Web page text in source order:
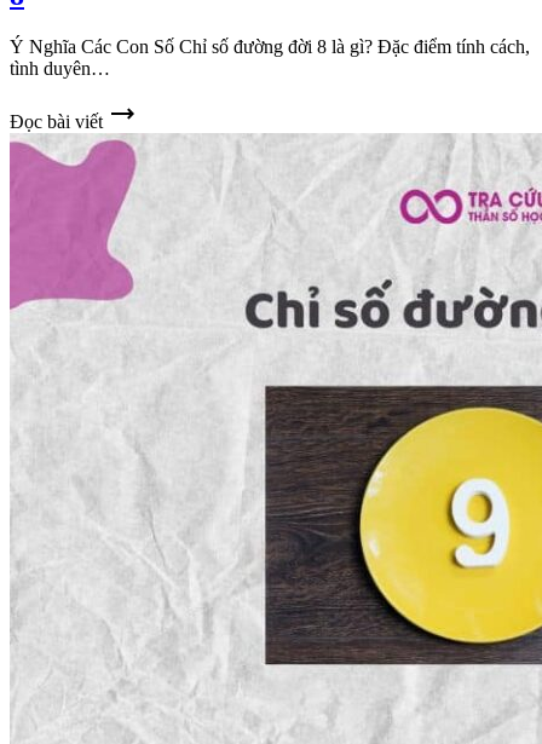
Ý Nghĩa Các Con Số Chỉ số đường đời 8 là gì? Đặc điểm tính cách,
tình duyên…
Đọc bài viết trending_flat